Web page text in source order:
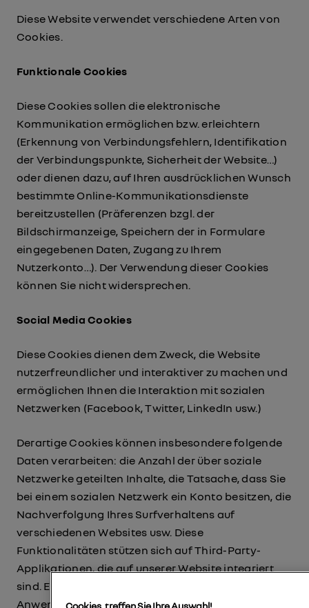
Diese Website verwendet verschiedene Arten von
Cookies.
Funktionale Cookies
Diese Cookies sollen die elektronische
Kommunikation ermöglichen bzw. erleichtern
(Erkennung von Verbindungsfehlern, Identifikation
der Verbindungspunkte, Sicherheit der Website…)
oder dienen dazu, auf Ihren ausdrücklichen Wunsch
bestimmte Online-Kommunikationsdienste
bereitzustellen (Präferenzen bzgl. der
Bildschirmanzeige, Speichern der in Formulare
eingegebenen Daten, Zugang zu Ihrem
Nutzerkonto…). Der Verwendung dieser Cookies
können Sie nicht widersprechen.
Social Media Cookies
Diese Cookies dienen dem Zweck, die Website
nutzerfreundlicher und interaktiver zu machen und
ermöglichen Ihnen die Interaktion mit sozialen
Netzwerken (Facebook, Twitter, LinkedIn usw.)
Derartige Cookies können insbesondere folgende
Daten verarbeiten: die Anzahl der über soziale
Netzwerke geteilten Inhalte, die Tatsache, dass Sie
bei einem sozialen Netzwerk ein Konto besitzen, die
Nachverfolgung Ihres Surfverhaltens auf
verschiedenen Websites usw. Diese
Funktionalitäten stützen sich auf Third-Party-
Applikationen, die auf unserer Website integriert
sind. Ein soziales Netzwerk, das einen solchen
Anwendungsbutton zur Verfügung stellt, kann Sie
Cookies, treffen Sie Ihre Auswahl!